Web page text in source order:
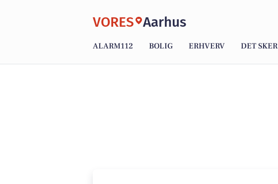
VORES Aarhus
ALARM112 BOLIG ERHVERV DET SKER